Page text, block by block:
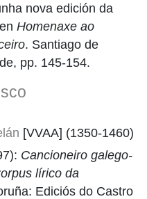
nova edición da
Homenaxe ao
. Santiago de
pp. 145-154.
[VVAA] (1350-1460)
Cancioneiro galego-
lírico da
Ediciós do Castro